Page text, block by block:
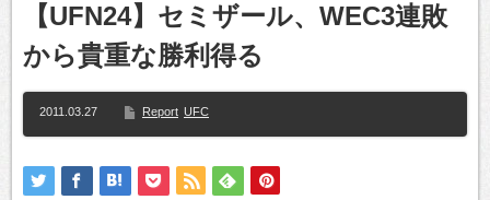
【UFN24】セミザール、WEC3連敗
から貴重な勝利得る
2011.03.27 Report UFC